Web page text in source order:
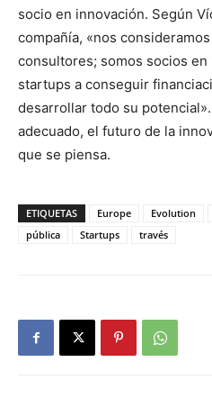
socio en innovación. Según
compañía, «nos
consultores; somos socios en
startups a conseguir
desarrollar todo su
adecuado, el futuro de la
que se piensa.
ETIQUETAS Europe Evolution
pública
Startups través